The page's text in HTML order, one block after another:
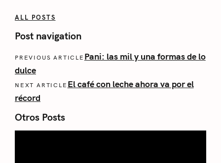
ALL POSTS
Post navigation
PREVIOUS ARTICLE Pani: las mil y una formas de lo
dulce
NEXT ARTICLE El café con leche ahora va por el
récord
Otros Posts